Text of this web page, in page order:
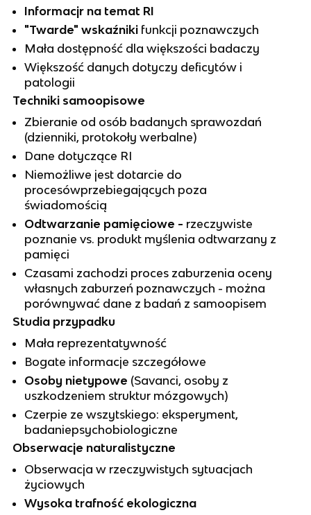
Informacjr na temat RI
"Twarde" wskaźniki funkcji poznawczych
Mała dostępność dla większości badaczy
Większość danych dotyczy deficytów i
patologii
Techniki samoopisowe
Zbieranie od osób badanych sprawozdań
(dzienniki, protokoły werbalne)
Dane dotyczące RI
Niemożliwe jest dotarcie do
procesówprzebiegających poza
świadomością
Odtwarzanie pamięciowe - rzeczywiste
poznanie vs. produkt myślenia odtwarzany z
pamięci
Czasami zachodzi proces zaburzenia oceny
własnych zaburzeń poznawczych - można
porównywać dane z badań z samoopisem
Studia przypadku
Mała reprezentatywność
Bogate informacje szczegółowe
Osoby nietypowe (Savanci, osoby z
uszkodzeniem struktur mózgowych)
Czerpie ze wszytskiego: eksperyment,
badaniepsychobiologiczne
Obserwacje naturalistyczne
Obserwacja w rzeczywistych sytuacjach
życiowych
Wysoka trafność ekologiczna